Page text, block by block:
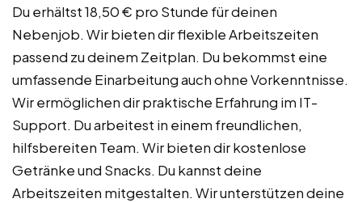
Du erhältst 18,50 € pro Stunde für deinen
Nebenjob. Wir bieten dir flexible Arbeitszeiten
passend zu deinem Zeitplan. Du bekommst eine
umfassende Einarbeitung auch ohne Vorkenntnisse.
Wir ermöglichen dir praktische Erfahrung im IT-
Support. Du arbeitest in einem freundlichen,
hilfsbereiten Team. Wir bieten dir kostenlose
Getränke und Snacks. Du kannst deine
Arbeitszeiten mitgestalten. Wir unterstützen deine